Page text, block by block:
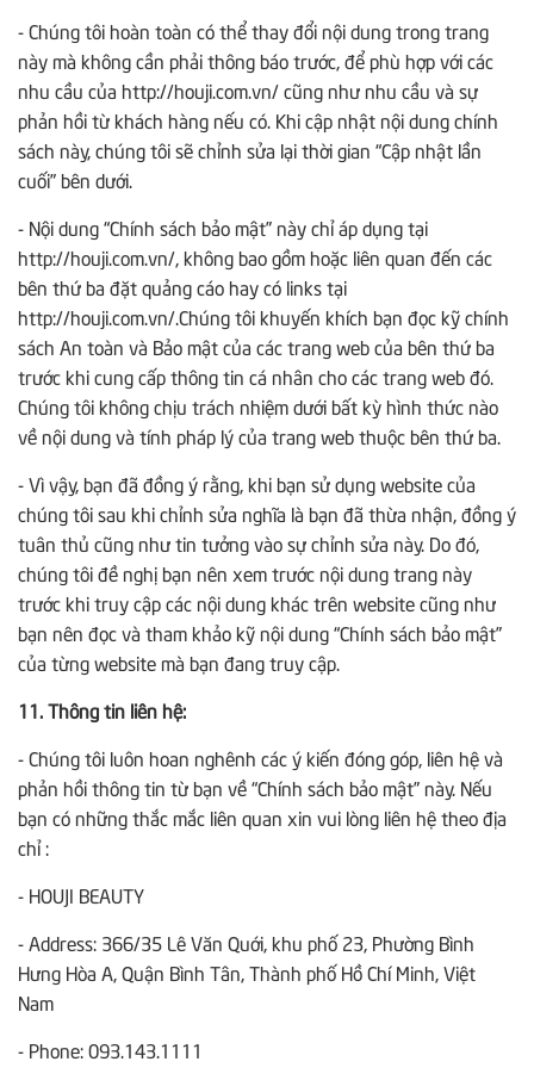
- Chúng tôi hoàn toàn có thể thay đổi nội dung trong trang
này mà không cần phải thông báo trước, để phù hợp với các
nhu cầu của http://houji.com.vn/ cũng như nhu cầu và sự
phản hồi từ khách hàng nếu có. Khi cập nhật nội dung chính
sách này, chúng tôi sẽ chỉnh sửa lại thời gian “Cập nhật lần
cuối” bên dưới.
- Nội dung “Chính sách bảo mật” này chỉ áp dụng tại
http://houji.com.vn/, không bao gồm hoặc liên quan đến các
bên thứ ba đặt quảng cáo hay có links tại
http://houji.com.vn/.Chúng tôi khuyến khích bạn đọc kỹ chính
sách An toàn và Bảo mật của các trang web của bên thứ ba
trước khi cung cấp thông tin cá nhân cho các trang web đó.
Chúng tôi không chịu trách nhiệm dưới bất kỳ hình thức nào
về nội dung và tính pháp lý của trang web thuộc bên thứ ba.
- Vì vậy, bạn đã đồng ý rằng, khi bạn sử dụng website của
chúng tôi sau khi chỉnh sửa nghĩa là bạn đã thừa nhận, đồng ý
tuân thủ cũng như tin tưởng vào sự chỉnh sửa này. Do đó,
chúng tôi đề nghị bạn nên xem trước nội dung trang này
trước khi truy cập các nội dung khác trên website cũng như
bạn nên đọc và tham khảo kỹ nội dung “Chính sách bảo mật”
của từng website mà bạn đang truy cập.
11. Thông tin liên hệ:
- Chúng tôi luôn hoan nghênh các ý kiến đóng góp, liên hệ và
phản hồi thông tin từ bạn về “Chính sách bảo mật” này. Nếu
bạn có những thắc mắc liên quan xin vui lòng liên hệ theo địa
chỉ :
- HOUJI BEAUTY
- Address: 366/35 Lê Văn Quới, khu phố 23, Phường Bình
Hưng Hòa A, Quận Bình Tân, Thành phố Hồ Chí Minh, Việt
Nam
- Phone: 093.143.1111